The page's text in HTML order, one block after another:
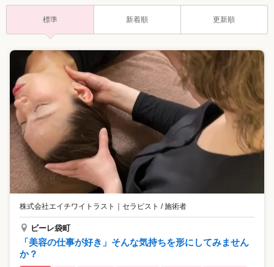
標準 新着順 更新順
株式会社エイチワイトラスト セラピスト / 施術者
ビーレ袋町
「美容の仕事が好き」そんな気持ちを形にしてみません
か？